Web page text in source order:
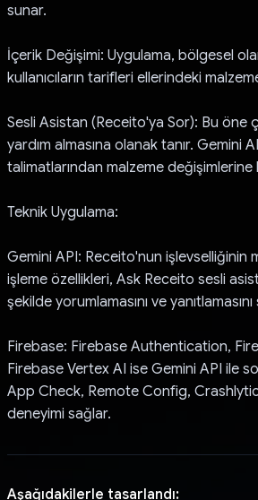
sunar.
İçerik Değişimi: Uygulama, bölgesel
kullanıcıların tarifleri ellerindeki
Sesli Asistan (Receito'ya Sor): Bu öne
yardım almasına olanak tanır.
talimatlarından malzeme
Teknik Uygulama:
Gemini API: Receito'nun işlevselliğinin
işleme özellikleri, Ask Receito sesli
şekilde yorumlamasını ve
Firebase: Firebase Authentication,
Firebase Vertex AI ise Gemini API ile
App Check, Remote Config,
deneyimi sağlar.
Aşağıdakilerle tasarlandı: